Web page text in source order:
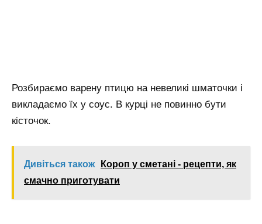
Розбираємо варену птицю на невеликі шматочки і
викладаємо їх у соус. В курці не повинно бути
кісточок.
Дивіться також
Короп у сметані - рецепти, як
смачно приготувати